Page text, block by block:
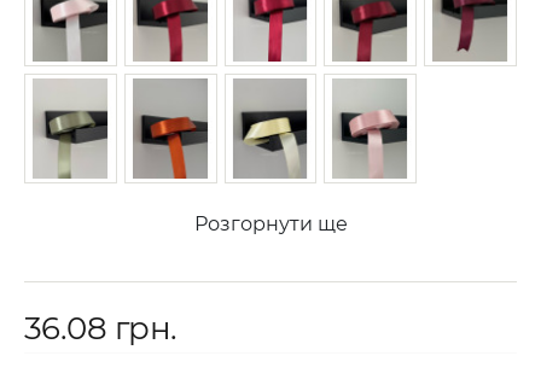
Розгорнути ще
36.08 грн.